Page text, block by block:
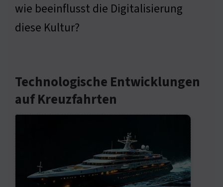
wie beeinflusst die Digitalisierung
diese Kultur?
Technologische Entwicklungen
auf Kreuzfahrten